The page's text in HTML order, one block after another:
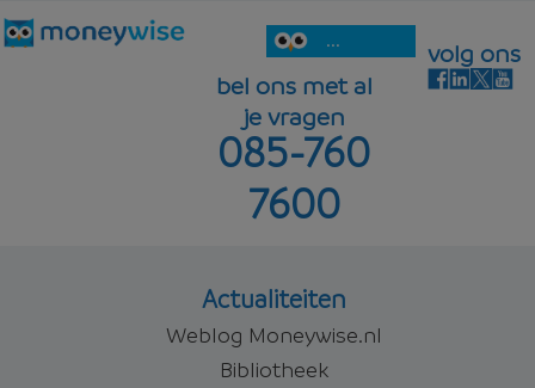
...
bel ons met al
je vragen
085-760
7600
volg ons
Actualiteiten
Weblog Moneywise.nl
Bibliotheek